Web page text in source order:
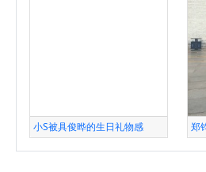
小S被具俊晔的生日礼物感 郑